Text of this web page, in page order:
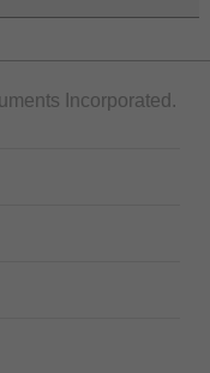
Incorporated.